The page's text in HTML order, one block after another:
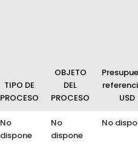
TIPO DE
PROCESO
OBJETO
DEL
PROCESO
USD
No
dispone
No
dispone
No